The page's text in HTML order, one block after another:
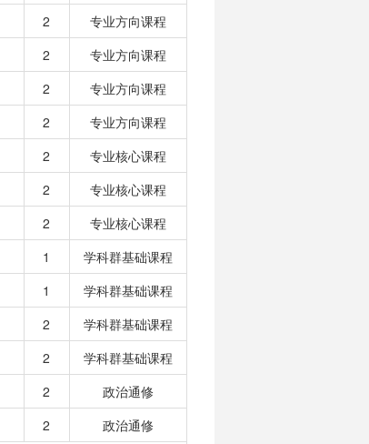
2
专业方向课程
2
专业方向课程
2
专业方向课程
2
专业方向课程
2
专业核心课程
2
专业核心课程
2
专业核心课程
1
学科群基础课程
1
学科群基础课程
2
学科群基础课程
2
学科群基础课程
2
政治通修
2 政治通修